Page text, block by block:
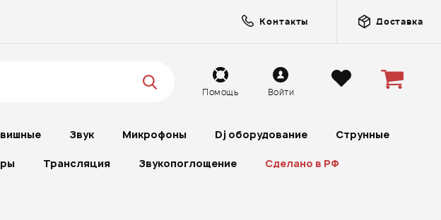
Контакты Доставка
Помощь Войти
Звук Микрофоны Dj оборудование Струнные
Трансляция Звукопоглощение Сделано в РФ